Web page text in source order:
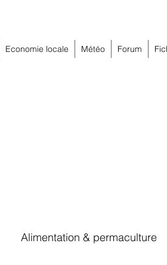
Economie locale Météo Forum
Alimentation & permaculture